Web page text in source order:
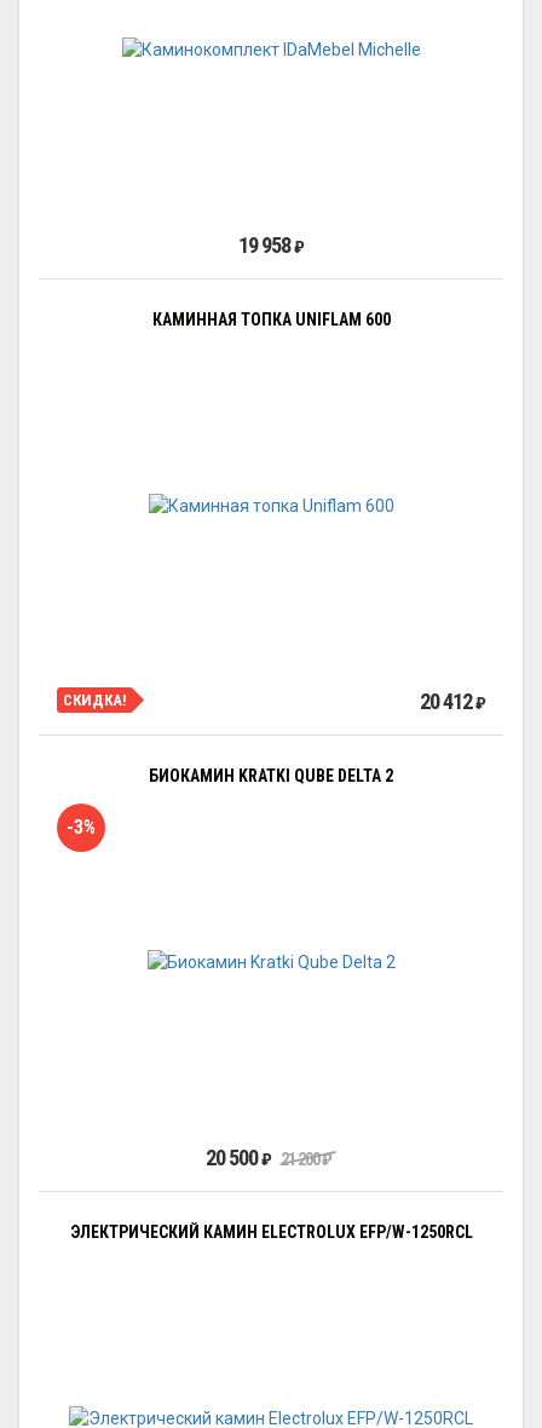
19 958₽
КАМИННАЯ ТОПКА UNIFLAM 600
СКИДКА! 20 412₽
БИОКАМИН KRATKI QUBE DELTA 2
-3%
20 500₽ 21 200₽
ЭЛЕКТРИЧЕСКИЙ КАМИН ELECTROLUX EFP/W-1250RCL